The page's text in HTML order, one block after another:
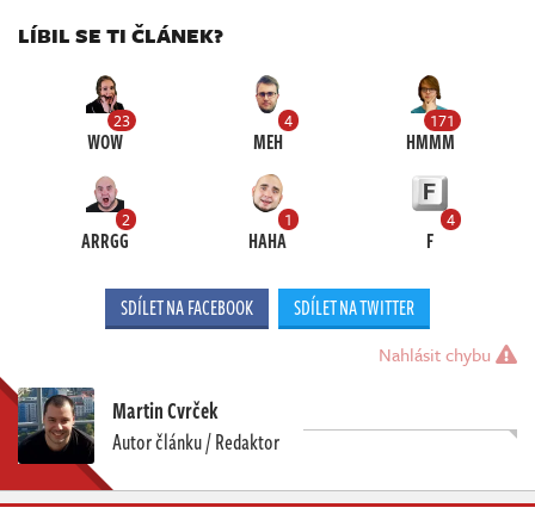
LÍBIL SE TI ČLÁNEK?
23
WOW
4
MEH
171
HMMM
2
ARRGG
1
HAHA
4
F
SDÍLET NA FACEBOOK SDÍLET NA TWITTER
Nahlásit chybu
Martin Cvrček
Autor článku / Redaktor